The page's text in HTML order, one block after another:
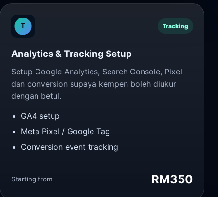
Tracking
Analytics & Tracking Setup
Setup Google Analytics, Search Console, Pixel
dan conversion supaya kempen boleh diukur
dengan betul.
GA4 setup
Meta Pixel / Google Tag
Conversion event tracking
Starting from RM350